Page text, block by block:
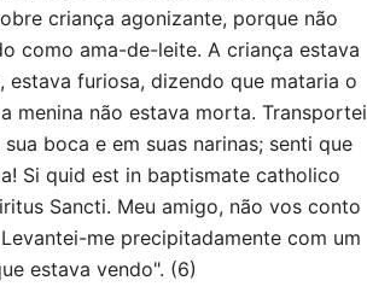
criança agonizante, porque não
como ama-de-leite. A criança estava
furiosa, dizendo que mataria o
menina não estava morta. Transportei
boca e em suas narinas; senti que
Si quid est in baptismate catholico
Sancti. Meu amigo, não vos conto
me precipitadamente com um
estava vendo". (6)